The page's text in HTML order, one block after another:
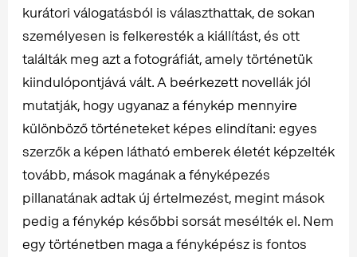
kurátori válogatásból is választhattak, de sokan
személyesen is felkeresték a kiállítást, és ott
találták meg azt a fotográfiát, amely történetük
kiindulópontjává vált. A beérkezett novellák jól
mutatják, hogy ugyanaz a fénykép mennyire
különböző történeteket képes elindítani: egyes
szerzők a képen látható emberek életét képzelték
tovább, mások magának a fényképezés
pillanatának adtak új értelmezést, megint mások
pedig a fénykép későbbi sorsát mesélték el. Nem
egy történetben maga a fényképész is fontos